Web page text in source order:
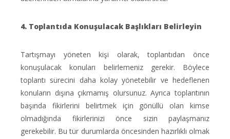
4. Toplantıda Konuşulacak Başlıkları Belirleyin
Tartışmayı yöneten kişi olarak, toplantıdan önce
konuşulacak konuları belirlemeniz gerekir. Böylece
toplantı sürecini daha kolay yönetebilir ve hedeflenen
konuların dışına çıkmamış olursunuz. Ayrıca toplantının
başında fikirlerini belirtmek için gönüllü olan kimse
olmadığında fikirlerinizi önce sizin paylaşmanız
gerekebilir. Bu tür durumlarda öncesinden hazırlıklı olmak